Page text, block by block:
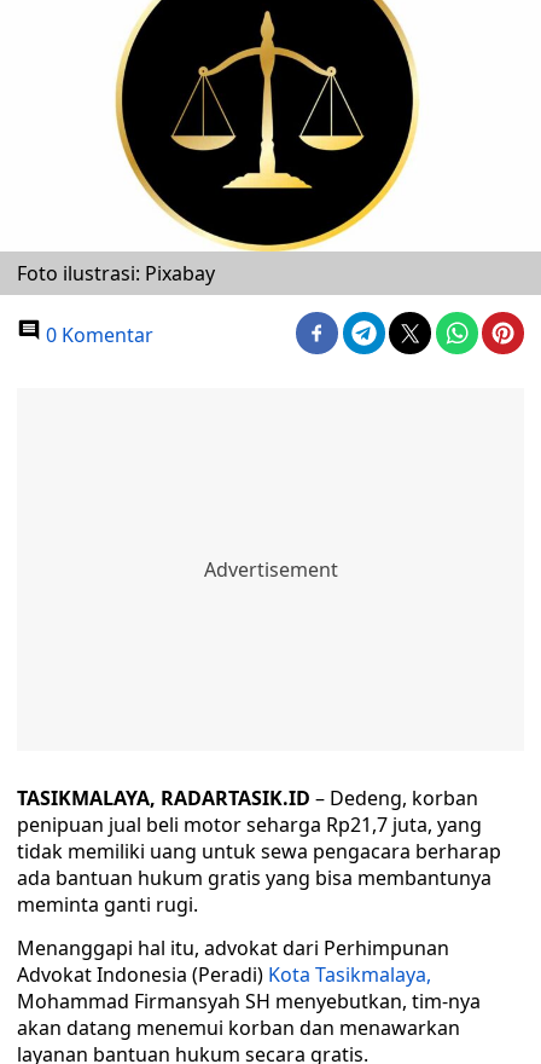
Foto ilustrasi: Pixabay
0 Komentar
TASIKMALAYA, RADARTASIK.ID – Dedeng, korban
penipuan jual beli motor seharga Rp21,7 juta, yang
tidak memiliki uang untuk sewa pengacara berharap
ada bantuan hukum gratis yang bisa membantunya
meminta ganti rugi.
Menanggapi hal itu, advokat dari Perhimpunan
Advokat Indonesia (Peradi) Kota Tasikmalaya,
Mohammad Firmansyah SH menyebutkan, tim-nya
akan datang menemui korban dan menawarkan
layanan bantuan hukum secara gratis.